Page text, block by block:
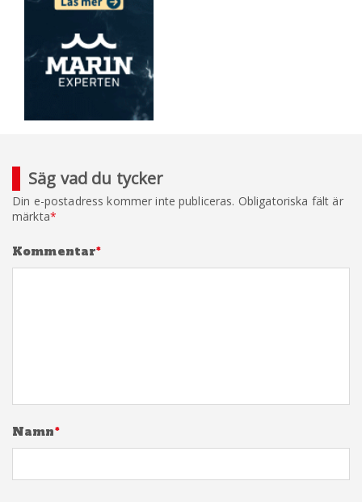
Säg vad du tycker
Din e-postadress kommer inte publiceras. Obligatoriska fält är
märkta*
Kommentar*
Namn*